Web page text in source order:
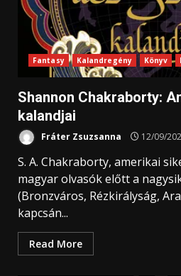
Fantasy Kalandregény Könyv
Shannon Chakraborty:
kalandjai
Fráter Zsuzsanna 12/09/
S. A. Chakraborty, amerikai
magyar olvasók előtt a
(Bronzváros, Rézkirályság,
kapcsán...
Read More